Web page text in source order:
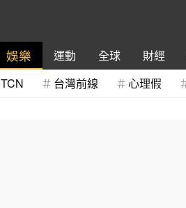
娛樂 運動 全球 財經
TCN 台灣前線 心理假